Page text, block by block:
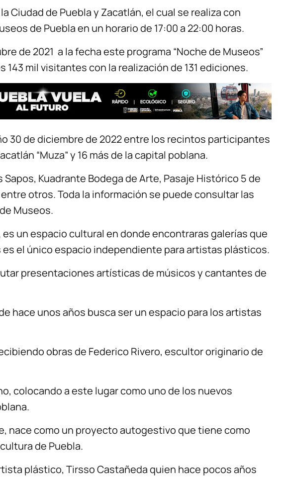
Ciudad de Puebla y Zacatlán, el cual se realiza con
de Puebla en un horario de 17:00 a 22:00 horas.
de 2021 a la fecha este programa “Noche de Museos”
143 mil visitantes con la realización de 131 ediciones.
30 de diciembre de 2022 entre los recintos participantes
“Muza” y 16 más de la capital poblana.
Sapos, Kuadrante Bodega de Arte, Pasaje Histórico 5 de
otros. Toda la información se puede consultar las
Museos.
es un espacio cultural en donde encontraras galerías que
el único espacio independiente para artistas plásticos.
presentaciones artísticas de músicos y cantantes de
hace unos años busca ser un espacio para los artistas
obras de Federico Rivero, escultor originario de
colocando a este lugar como uno de los nuevos
nace como un proyecto autogestivo que tiene como
de Puebla.
plástico, Tirsso Castañeda quien hace pocos años